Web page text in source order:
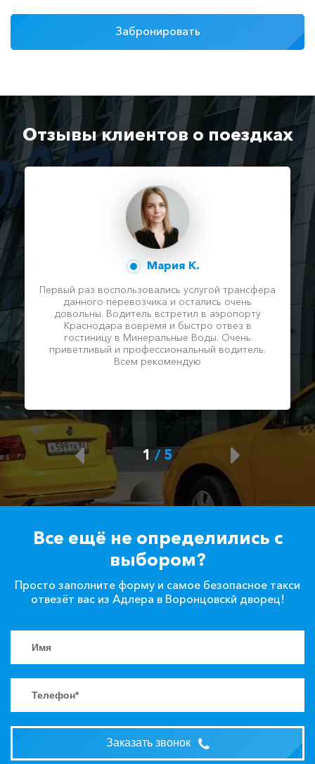
Забронировать
Отзывы клиентов о поездках
Мария К.
Первый раз воспользовались услугой трансфера
данного перевозчика и остались очень
довольны. Водитель встретил в аэропорту
Краснодара вовремя и быстро отвез в
гостиницу в Минеральные Воды. Очень
приветливый и профессиональный водитель.
Всем рекомендую
1 /5
Все ещё не определились с
выбором?
Просто заполните форму и самое безопасное такси
отвезёт вас из Адлера в Воронцовскй дворец!
Заказать звонок